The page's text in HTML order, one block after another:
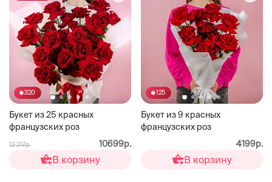
320
Букет из 25 красных
французских роз
12 217р. 10699р.
В корзину
125
Букет из 9 красных
французских роз
4199р.
В корзину